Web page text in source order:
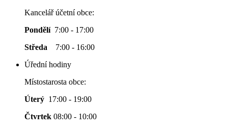
Kancelář účetní obce:
Pondělí 7:00 - 17:00
Středa 7:00 - 16:00
Úřední hodiny
Místostarosta obce:
Úterý 17:00 - 19:00
Čtvrtek 08:00 - 10:00